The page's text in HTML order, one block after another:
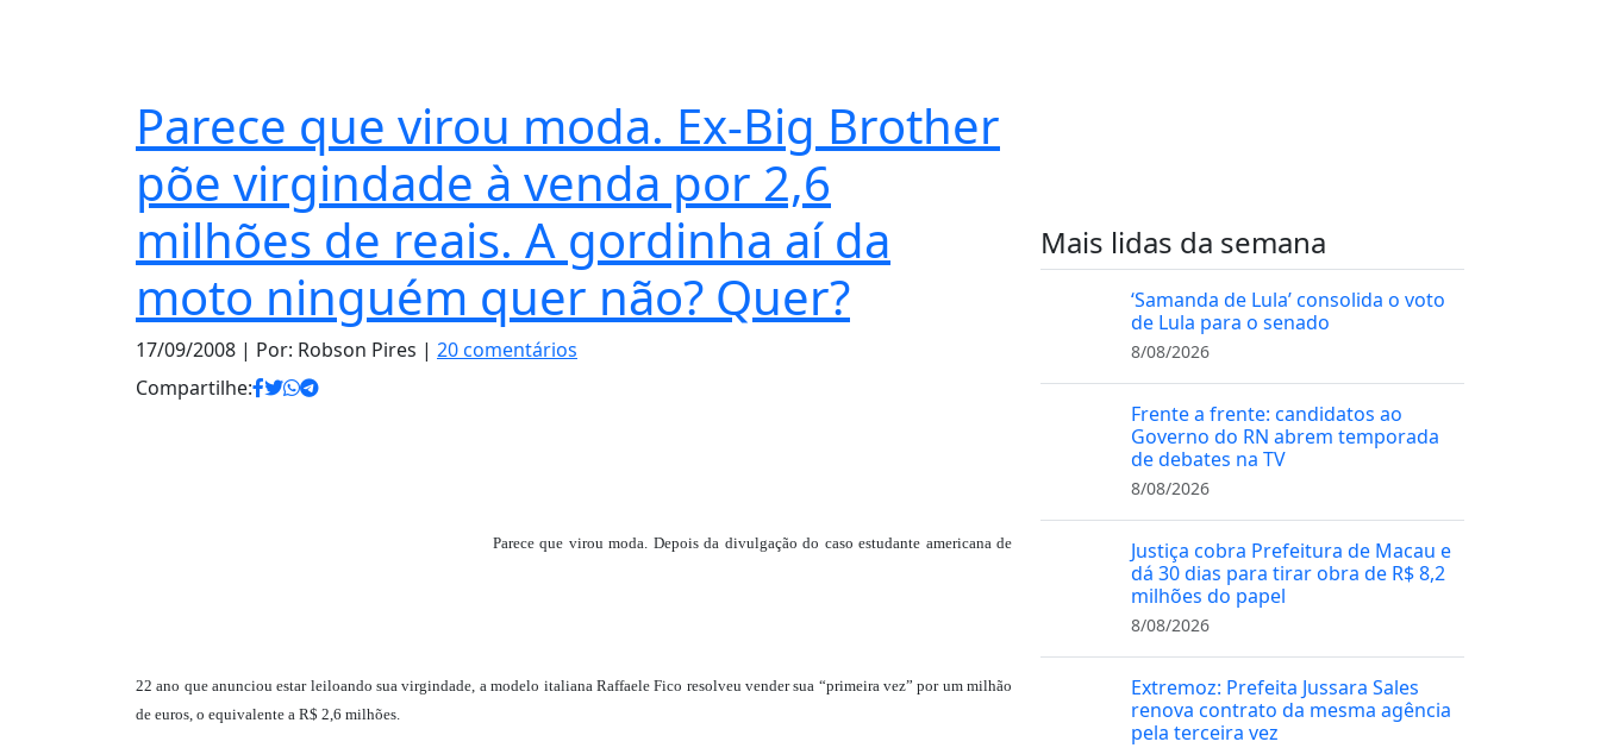
Parece que virou moda. Ex-Big Brother
põe virgindade à venda por 2,6
milhões de reais. A gordinha aí da
moto ninguém quer não? Quer?
17/09/2008 | Por: Robson Pires | 20 comentários
Compartilhe:
Parece que virou moda. Depois da divulgação do caso estudante americana de
22 ano que anunciou estar leiloando sua virgindade, a modelo italiana Raffaele Fico resolveu vender sua “primeira vez” por um milhão
de euros, o equivalente a R$ 2,6 milhões.
Mais lidas da semana
‘Samanda de Lula’ consolida o voto
de Lula para o senado
8/08/2026
Frente a frente: candidatos ao
Governo do RN abrem temporada
de debates na TV
8/08/2026
Justiça cobra Prefeitura de Macau e
dá 30 dias para tirar obra de R$ 8,2
milhões do papel
8/08/2026
Extremoz: Prefeita Jussara Sales
renova contrato da mesma agência
pela terceira vez